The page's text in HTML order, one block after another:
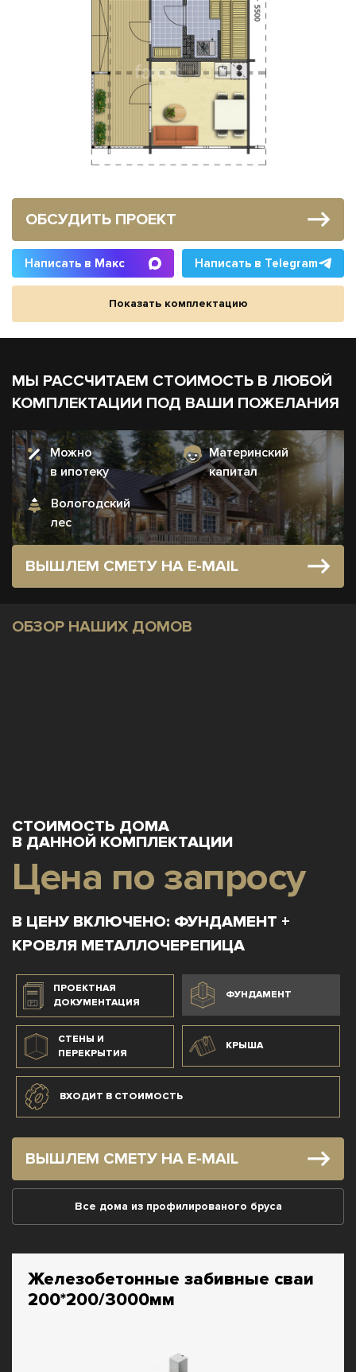
ОБСУДИТЬ ПРОЕКТ
Написать в Макс Написать в Telegram
Показать комплектацию
МЫ РАССЧИТАЕМ СТОИМОСТЬ В ЛЮБОЙ
КОМПЛЕКТАЦИИ ПОД ВАШИ ПОЖЕЛАНИЯ
Можно
в ипотеку
Материнский
капитал
Вологодский
лес
ВЫШЛЕМ СМЕТУ НА E-MAIL
ОБЗОР НАШИХ ДОМОВ
СТОИМОСТЬ ДОМА
В ДАННОЙ КОМПЛЕКТАЦИИ
Цена по запросу
В ЦЕНУ ВКЛЮЧЕНО: ФУНДАМЕНТ +
КРОВЛЯ МЕТАЛЛОЧЕРЕПИЦА
ПРОЕКТНАЯ
ДОКУМЕНТАЦИЯ
ФУНДАМЕНТ
СТЕНЫ И
ПЕРЕКРЫТИЯ
КРЫША
ВХОДИТ В СТОИМОСТЬ
ВЫШЛЕМ СМЕТУ НА E-MAIL
Все дома из профилированого бруса
Железобетонные забивные сваи
200*200/3000мм